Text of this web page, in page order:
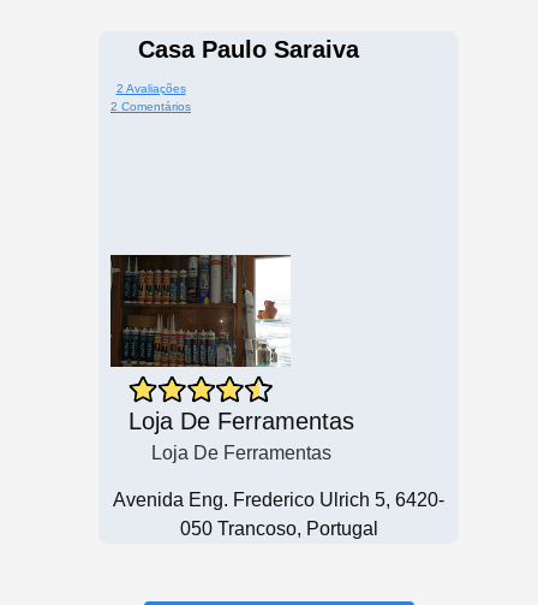
Casa Paulo Saraiva
2 Avaliações
2 Comentários
Loja De Ferramentas
Loja De Ferramentas
Avenida Eng. Frederico Ulrich 5, 6420-
050 Trancoso, Portugal